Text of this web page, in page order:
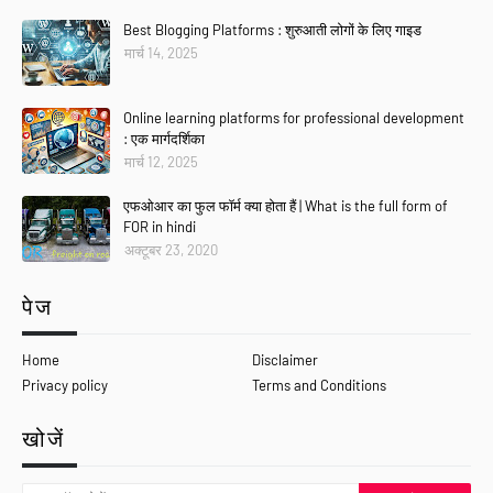
Best Blogging Platforms : शुरुआती लोगों के लिए गाइड
मार्च 14, 2025
Online learning platforms for professional development
: एक मार्गदर्शिका
मार्च 12, 2025
एफओआर का फुल फॉर्म क्या होता हैं | What is the full form of
FOR in hindi
अक्टूबर 23, 2020
पेज
Home
Disclaimer
Privacy policy
Terms and Conditions
खोजें